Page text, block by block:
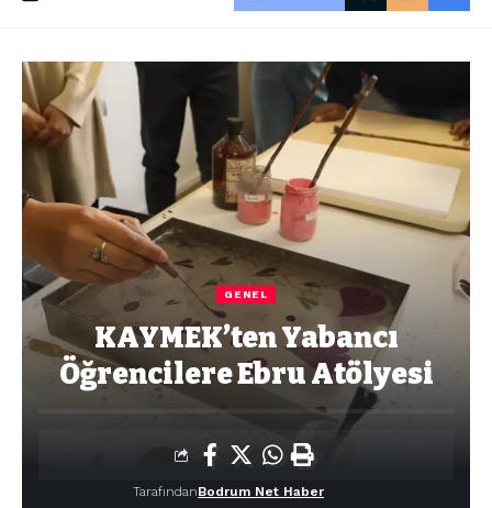
GENEL
KAYMEK’ten Yabancı
Öğrencilere Ebru Atölyesi
TarafındanBodrum Net Haber